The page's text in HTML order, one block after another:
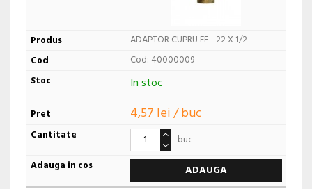
ADAPTOR CUPRU FE - 22 X 1/2
Cod: 40000009
In stoc
4,57 lei / buc
buc
ADAUGA